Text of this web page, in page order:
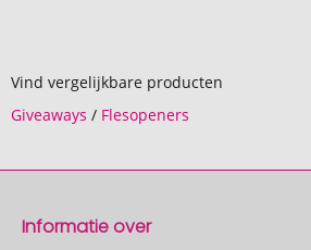
Vind vergelijkbare producten
Giveaways / Flesopeners
Informatie over